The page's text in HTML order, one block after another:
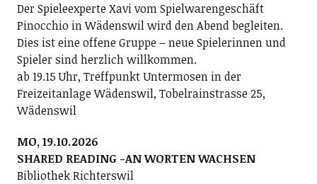
Der Spieleexperte Xavi vom Spielwarengeschäft
Pinocchio in Wädenswil wird den Abend begleiten.
Dies ist eine offene Gruppe – neue Spielerinnen und
Spieler sind herzlich willkommen.
ab 19.15 Uhr, Treffpunkt Untermosen in der
Freizeitanlage Wädenswil, Tobelrainstrasse 25,
Wädenswil
MO, 19.10.2026
SHARED READING -AN WORTEN WACHSEN
Bibliothek Richterswil